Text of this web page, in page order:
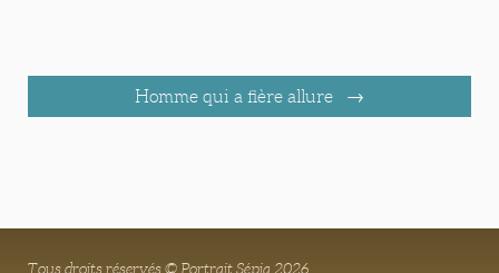
Homme qui a fière allure
Tous droits réservés © Portrait Sépia 2026